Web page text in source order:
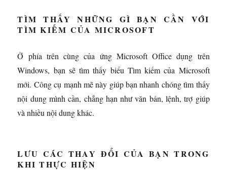
TÌM THẤY NHỮNG GÌ BẠN CẦN VỚI
TÌM KIẾM CỦA MICROSOFT
Ở phía trên cùng của ứng Microsoft Office dụng trên
Windows, bạn sẽ tìm thấy biểu Tìm kiếm của Microsoft
mới. Công cụ mạnh mẽ này giúp bạn nhanh chóng tìm thấy
nội dung mình cần, chẳng hạn như văn bản, lệnh, trợ giúp
và nhiều nội dung khác.
LƯU CÁC THAY ĐỔI CỦA BẠN TRONG
KHI THỰC HIỆN